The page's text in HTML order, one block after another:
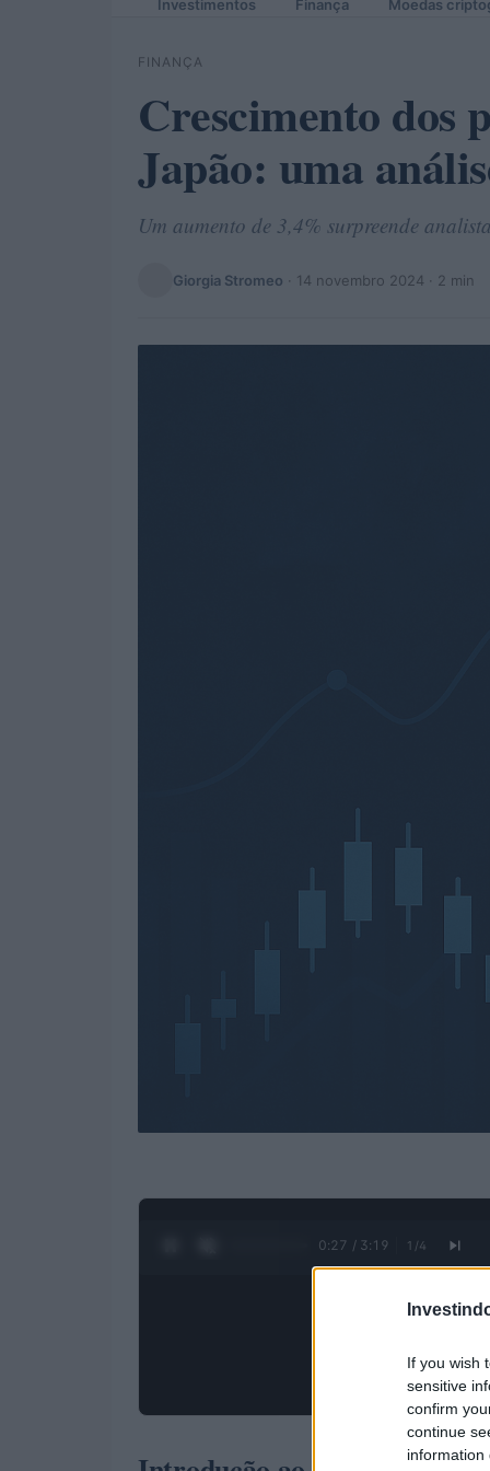
If you wish
sensitive
confirm
continue
information
Investimentos Finança Moedas
FINANÇA
Crescimento dos
Japão: uma
Um aumento de 3,4% surpreende
Giorgia Stromeo · 14 novembro 2024 · 2 min
0:28 / 3:19 1 /4